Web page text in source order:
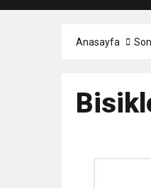
Anasayfa